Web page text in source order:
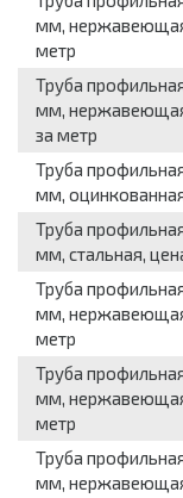
мм,
метр
Труба
мм,
за метр
Труба
мм,
Труба
мм, стальная,
Труба
мм, нержавеющая
метр
Труба
мм,
метр
Труба
мм,